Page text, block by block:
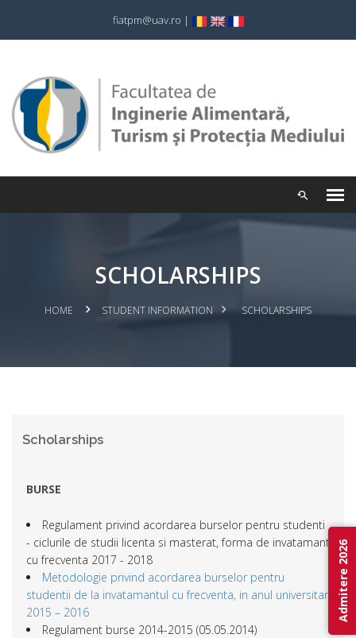
fiatpm@uav.ro |
SCHOLARSHIPS
HOME STUDENT INFORMATION SCHOLARSHIPS
Scholarships
BURSE
Regulament privind acordarea burselor pentru studenti
- ciclurile de studii licenta si masterat, forma de invatamant
cu frecventa 2017 - 2018
Metodologie privind acordarea burselor pentru
studentii de la invatamantul cu frecventa, in anul universitar
2015 – 2016
Regulament burse 2014-2015 (05.05.2014)
Admitere 2026